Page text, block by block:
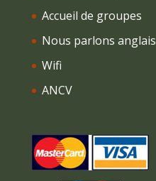
Accueil de groupes
Nous parlons anglais
Wifi
ANCV